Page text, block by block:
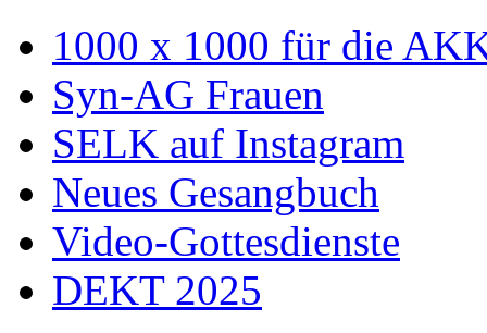
1000 x 1000 für die
Syn-AG Frauen
SELK auf Instagram
Neues Gesangbuch
Video-Gottesdienste
DEKT 2025